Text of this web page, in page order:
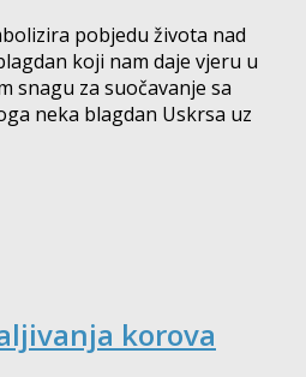
pobjedu života nad
koji nam daje vjeru u
snagu za suočavanje sa
neka blagdan Uskrsa uz
korova